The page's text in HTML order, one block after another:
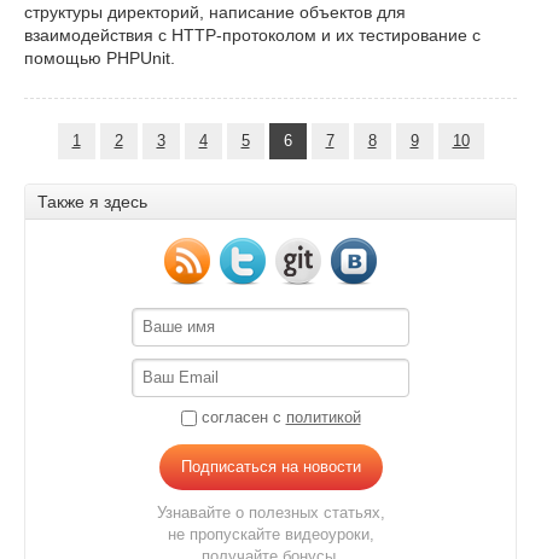
структуры директорий, написание объектов для
взаимодействия с HTTP-протоколом и их тестирование с
помощью PHPUnit.
1 2 3 4 5 6 7 8 9 10
Также я здесь
согласен с политикой
Подписаться на новости
Узнавайте о полезных статьях,
не пропускайте видеоуроки,